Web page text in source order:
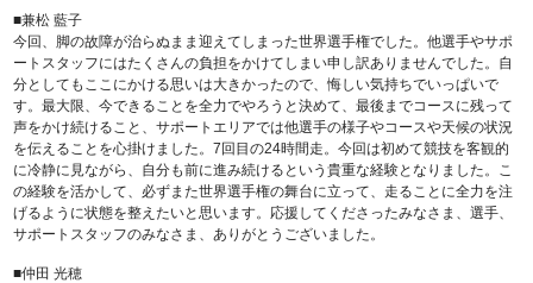
■兼松 藍子
今回、脚の故障が治らぬまま迎えてしまった世界選手権でした。他選手やサポ
ートスタッフにはたくさんの負担をかけてしまい申し訳ありませんでした。自
分としてもここにかける思いは大きかったので、悔しい気持ちでいっぱいで
す。最大限、今できることを全力でやろうと決めて、最後までコースに残って
声をかけ続けること、サポートエリアでは他選手の様子やコースや天候の状況
を伝えることを心掛けました。7回目の24時間走。今回は初めて競技を客観的
に冷静に見ながら、自分も前に進み続けるという貴重な経験となりました。こ
の経験を活かして、必ずまた世界選手権の舞台に立って、走ることに全力を注
げるように状態を整えたいと思います。応援してくださったみなさま、選手、
サポートスタッフのみなさま、ありがとうございました。
■仲田 光穂